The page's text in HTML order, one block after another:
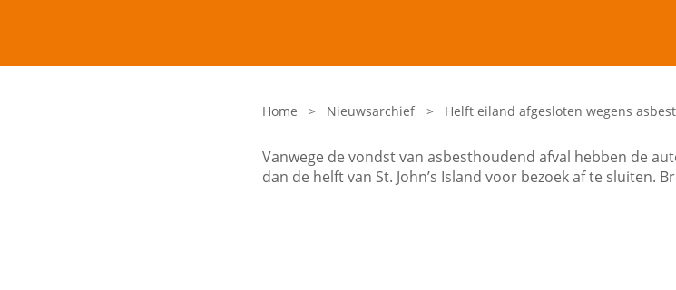
Home > Nieuwsarchief > Helft eiland afgesloten wegens asbest
Vanwege de vondst van asbesthoudend afval hebben de
dan de helft van St. John’s Island voor bezoek af te sluiten.